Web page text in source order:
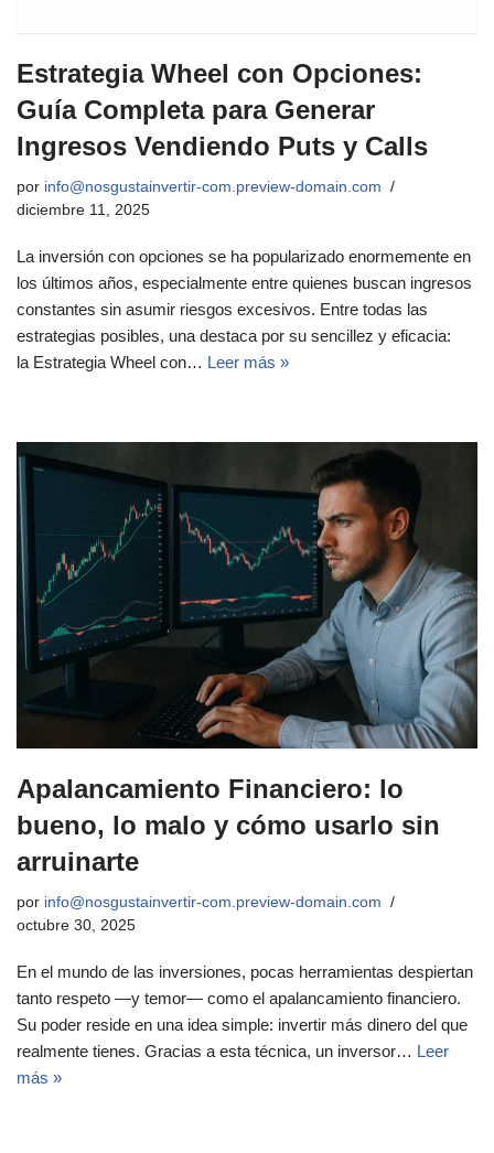
Estrategia Wheel con Opciones:
Guía Completa para Generar
Ingresos Vendiendo Puts y Calls
por info@nosgustainvertir-com.preview-domain.com
diciembre 11, 2025
La inversión con opciones se ha popularizado enormemente en
los últimos años, especialmente entre quienes buscan ingresos
constantes sin asumir riesgos excesivos. Entre todas las
estrategias posibles, una destaca por su sencillez y eficacia:
la Estrategia Wheel con… Leer más »
Apalancamiento Financiero: lo
bueno, lo malo y cómo usarlo sin
arruinarte
por info@nosgustainvertir-com.preview-domain.com
octubre 30, 2025
En el mundo de las inversiones, pocas herramientas despiertan
tanto respeto —y temor— como el apalancamiento financiero.
Su poder reside en una idea simple: invertir más dinero del que
realmente tienes. Gracias a esta técnica, un inversor… Leer
más »